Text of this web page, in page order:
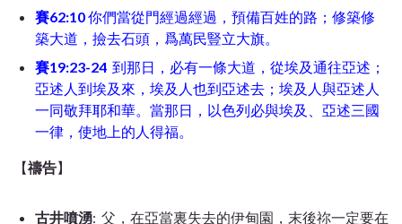
賽62:10你們當從門經過經過，預備百姓的路；修築修
築大道，撿去石頭，爲萬民豎立大旗。
賽19:23-24 到那日，必有一條大道，從埃及通往亞述；
亞述人到埃及來，埃及人也到亞述去；埃及人與亞述人
一同敬拜耶和華。當那日，以色列必與埃及、亞述三國
一律，使地上的人得福。
【禱告】
古井噴湧: 父，在亞當裏失去的伊甸園，末後祢一定要在